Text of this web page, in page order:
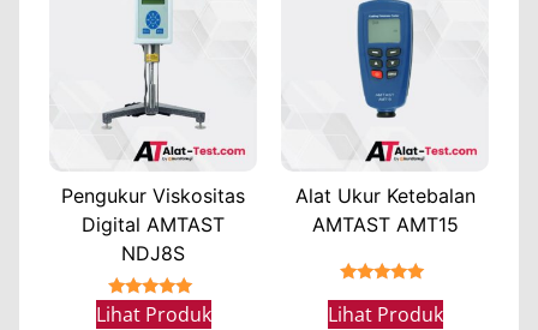
Pengukur Viskositas
Digital AMTAST
NDJ8S
★★★★★
Lihat Produk
Alat Ukur Ketebalan
AMTAST AMT15
Lihat Produk